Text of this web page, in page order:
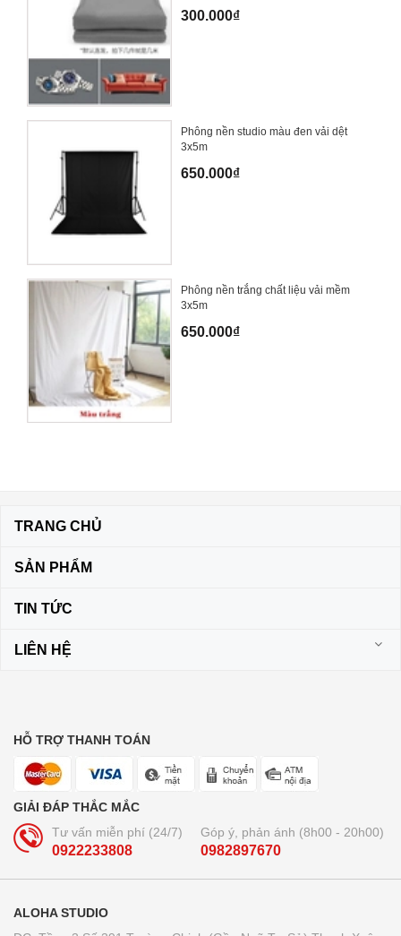
300.000₫
Phông nền studio màu đen vải dệt
3x5m
650.000₫
Phông nền trắng chất liệu vải mềm
3x5m
650.000₫
TRANG CHỦ
SẢN PHẨM
TIN TỨC
LIÊN HỆ
HỖ TRỢ THANH TOÁN
GIẢI ĐÁP THẮC MẮC
Tư vấn miễn phí (24/7)
0922233808
Góp ý, phản ánh (8h00 - 20h00)
0982897670
ALOHA STUDIO